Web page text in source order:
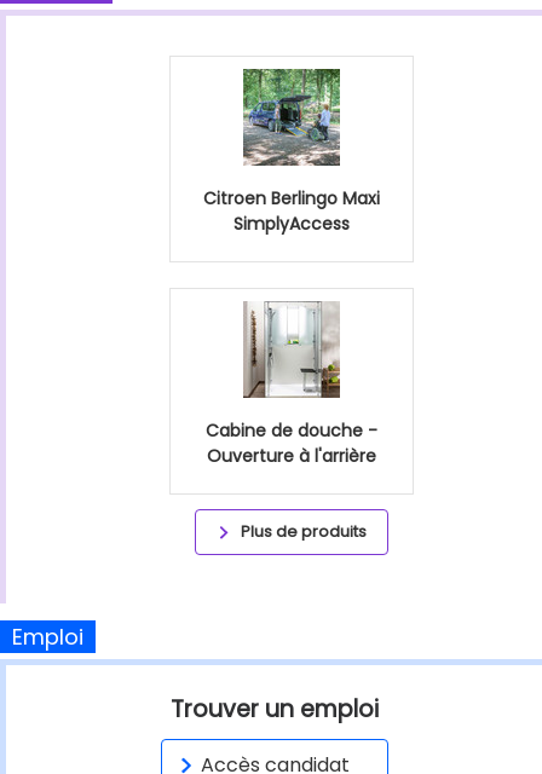
Citroen Berlingo Maxi
SimplyAccess
Cabine de douche -
Ouverture à l'arrière
Plus de produits
Emploi
Trouver un emploi
Accès candidat